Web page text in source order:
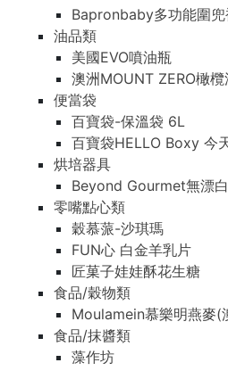
Bapronbaby多功能圍兜
油品類
美國EVO噴油瓶
澳洲MOUNT ZERO橄欖
便當袋
百寶袋-保溫袋 6L
百寶袋HELLO Boxy 今
烘培器具
Beyond Gourmet無漂
零嘴點心類
穀慕蒎-沙琪瑪
FUN心 白金羊乳片
匠菓子娃娃酥花生糖
食品/穀物類
Moulamein慕樂明燕麥(
食品/抹醬類
藻作坊